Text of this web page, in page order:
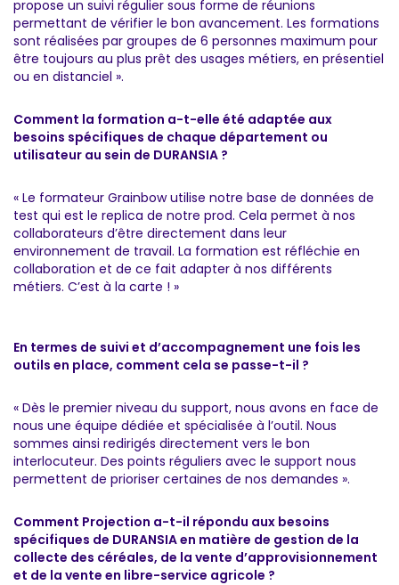
propose un suivi régulier sous forme de réunions
permettant de vérifier le bon avancement. Les formations
sont réalisées par groupes de 6 personnes maximum pour
être toujours au plus prêt des usages métiers, en présentiel
ou en distanciel ».
Comment la formation a-t-elle été adaptée aux
besoins spécifiques de chaque département ou
utilisateur au sein de DURANSIA ?
« Le formateur Grainbow utilise notre base de données de
test qui est le replica de notre prod. Cela permet à nos
collaborateurs d’être directement dans leur
environnement de travail. La formation est réfléchie en
collaboration et de ce fait adapter à nos différents
métiers. C’est à la carte ! »
En termes de suivi et d’accompagnement une fois les
outils en place, comment cela se passe-t-il ?
« Dès le premier niveau du support, nous avons en face de
nous une équipe dédiée et spécialisée à l’outil. Nous
sommes ainsi redirigés directement vers le bon
interlocuteur. Des points réguliers avec le support nous
permettent de prioriser certaines de nos demandes ».
Comment Projection a-t-il répondu aux besoins
spécifiques de DURANSIA en matière de gestion de la
collecte des céréales, de la vente d’approvisionnement
et de la vente en libre-service agricole ?